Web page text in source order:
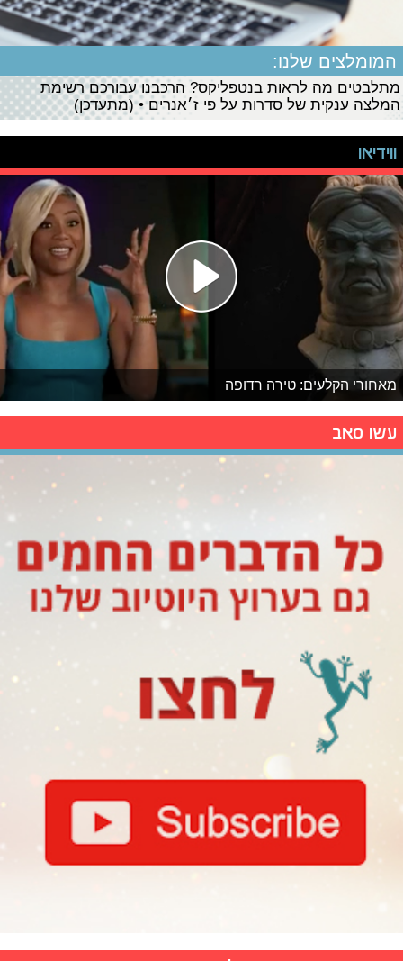
המומלצים שלנו:
מתלבטים מה לראות בנטפליקס? הרכבנו עבורכם רשימת
המלצה ענקית של סדרות על פי ז׳אנרים • (מתעדכן)
ווידיאו
מאחורי הקלעים: טירה רדופה
עשו סאב